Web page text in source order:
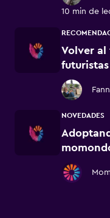
10 min de
Volver al
futuristas
NOVEDADES